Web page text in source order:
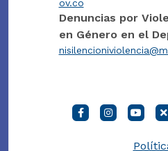
ov.co
Denuncias por
en Género en el